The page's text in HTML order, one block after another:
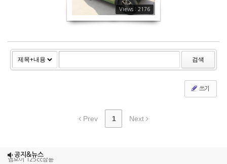
Views : 2176
검색
쓰기
Prev 1 Next
공지&뉴스
엠보이 125cc삼륜